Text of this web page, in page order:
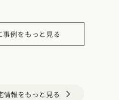
例をもっと見る
情報をもっと見る arrow_forward_ios